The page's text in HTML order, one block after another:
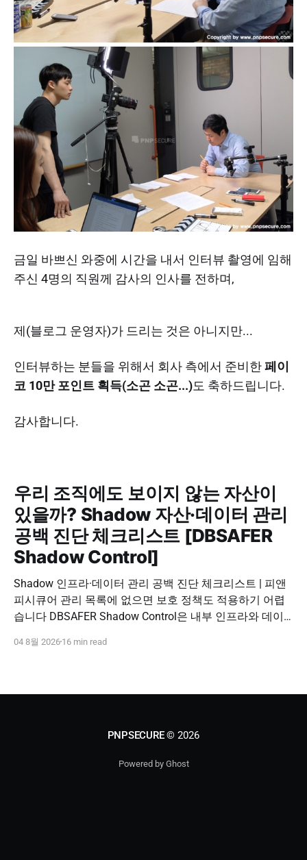
금일 바쁘신 와중에 시간을 내서 인터뷰 촬영에 임해
주신 4명의 직원께 감사의 인사를 전하며,
제(블로그 운영자)가 드리는 것은 아니지만...
인터뷰하는 분들을 위해서 회사 측에서 준비한페이
코 10만 포인트 획득(소곤 소곤...)도 축하드립니다.
감사합니다.
우리 조직에도 보이지 않는 자산이
있을까? Shadow 자산·데이터 관리
공백 진단 체크리스트 [DBSAFER
Shadow Control]
Shadow 인프라·데이터 관리 공백 진단 체크리스트 | 피앤
피시큐어 관리 목록에 없으면 보호 정책도 적용하기 어렵
습니다 DBSAFER Shadow Control은 내부 인프라와 데이
나의 보안 운영 흐름으로 제공합니다. DBSAFER Shadow
04 8월 2026 16 min read
PNPSECURE© 2026
Powered by Ghost